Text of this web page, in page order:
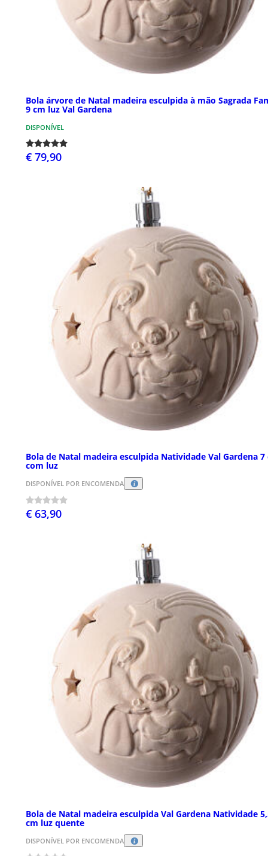
Bola árvore de Natal madeira esculpida à mão Sagrada
9 cm luz Val Gardena
DISPONÍVEL
€ 79,90
Bola de Natal madeira esculpida Natividade Val Gardena 7
com luz
DISPONÍVEL POR ENCOMENDA
€ 63,90
Bola de Natal madeira esculpida Val Gardena Natividade
cm luz quente
DISPONÍVEL POR ENCOMENDA